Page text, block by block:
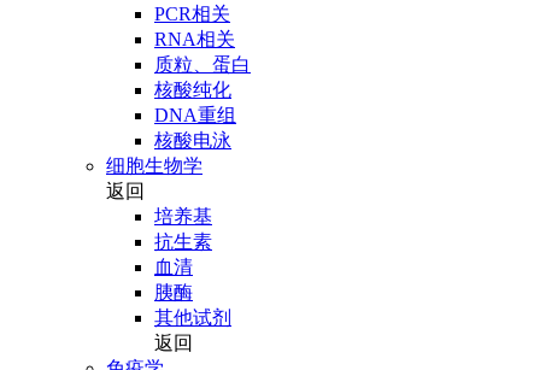
PCR相关
RNA相关
质粒、蛋白
核酸纯化
DNA重组
核酸电泳
细胞生物学
返回
培养基
抗生素
血清
胰酶
其他试剂
返回